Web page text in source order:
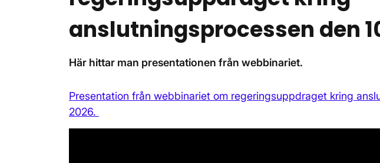
anslutningsprocessen den
Här hittar man presentationen från webbinariet.
Presentation från webbinariet om regeringsuppdraget kring
2026.